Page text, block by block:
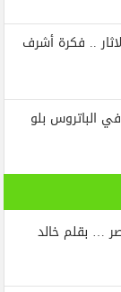
.. فكرة أشرف
الباتروس بلو
… بقلم خالد